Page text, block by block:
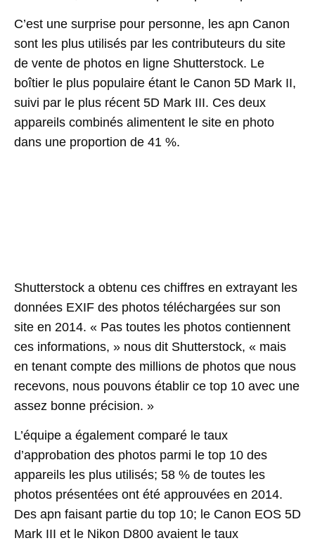
C’est une surprise pour personne, les apn Canon
sont les plus utilisés par les contributeurs du site
de vente de photos en ligne Shutterstock. Le
boîtier le plus populaire étant le Canon 5D Mark II,
suivi par le plus récent 5D Mark III. Ces deux
appareils combinés alimentent le site en photo
dans une proportion de 41 %.
Shutterstock a obtenu ces chiffres en extrayant les
données EXIF des photos téléchargées sur son
site en 2014. « Pas toutes les photos contiennent
ces informations, » nous dit Shutterstock, « mais
en tenant compte des millions de photos que nous
recevons, nous pouvons établir ce top 10 avec une
assez bonne précision. »
L’équipe a également comparé le taux
d’approbation des photos parmi le top 10 des
appareils les plus utilisés; 58 % de toutes les
photos présentées ont été approuvées en 2014.
Des apn faisant partie du top 10; le Canon EOS 5D
Mark III et le Nikon D800 avaient le taux